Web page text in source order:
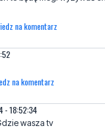
18:52:34
wasza tv
będzie za darmo